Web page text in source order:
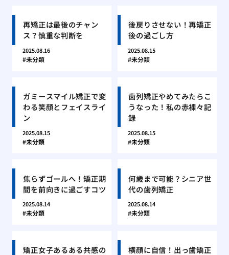
再矯正は最後のチャン
ス？慎重な判断を
2025.08.16
未分類
後戻りさせない！再矯正
後の過ごし方
2025.08.15
未分類
ガミースマイル矯正で変
わる笑顔とフェイスライ
ン
2025.08.15
未分類
歯列矯正やめてみたらこ
うなった！私の赤裸々記
録
2025.08.15
未分類
焦らずゴールへ！矯正期
間を前向きに過ごすコツ
2025.08.14
未分類
何歳まで可能？シニア世
代の歯列矯正
2025.08.14
未分類
矯正女子あるある共感の
横顔に自信！出っ歯矯正